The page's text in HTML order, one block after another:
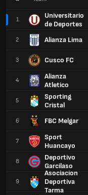
1
Universitario
de Deportes
2 Alianza Lima
3 Cusco FC
4
Alianza
Atletico
5
Sporting
Cristal
6 FBC Melgar
7
Sport
Huancayo
8
Deportivo
Garcilaso
9
Asociacion
Deportiva
Tarma